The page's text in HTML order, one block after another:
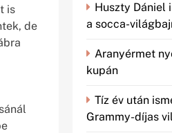
is
de
Huszty Dániel
a socca-
Aranyérmet
kupán
Tíz év után
Grammy-díjas